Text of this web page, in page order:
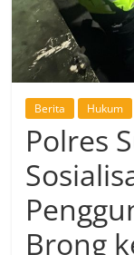
Berita Hukum
Polres
Brong